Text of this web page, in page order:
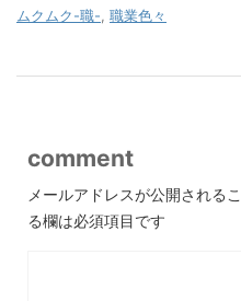
ムクムク-職- 職業色々
comment
メールアドレスが公開される
る欄は必須項目です